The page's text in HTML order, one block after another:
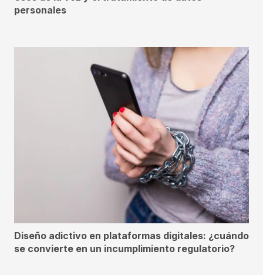
personales
Diseño adictivo en plataformas digitales: ¿cuándo
se convierte en un incumplimiento regulatorio?